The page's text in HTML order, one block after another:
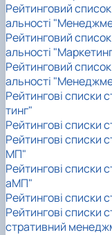
Рейтинговий
альності
Рейтинговий
альності
Рейтинговий
альності
Рейтингові списки
тинг"
Рейтингові списки
Рейтингові списки
МП"
Рейтингові списки
аМП"
Рейтингові списки
Рейтингові списки
стративний